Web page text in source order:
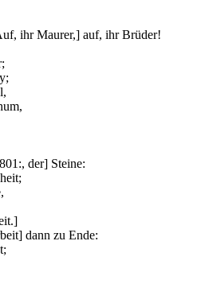
ihr Maurer,] auf, ihr Brüder!
der] Steine:
dann zu Ende: